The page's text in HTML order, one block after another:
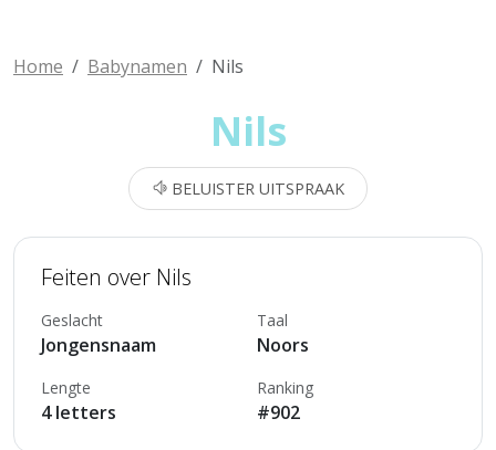
Home Babynamen Nils
Nils
BELUISTER UITSPRAAK
Feiten over Nils
Geslacht
Jongensnaam
Taal
Noors
Lengte
4 letters
Ranking
#902